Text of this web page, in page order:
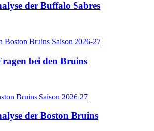
der Buffalo Sabres
bei den Bruins
der Boston Bruins